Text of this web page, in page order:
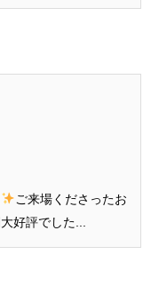
ご来場くださったお
好評でした...